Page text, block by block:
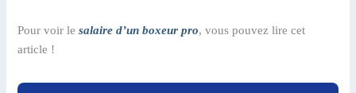
Pour voir lesalaire d’un boxeur pro, vous pouvez lire cet
article !